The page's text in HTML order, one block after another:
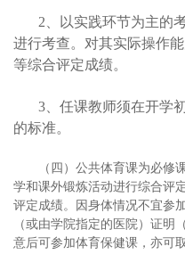
2 、以实践环节为主的
进行考查。对其实际操作
等综合评定成绩。
3、任课教师须在开学
的标准。
（四）公共体育课为必修
学和课外锻炼活动进行综合评
评定成绩。因身体情况不宜参
（或由学院指定的医院）证明
意后可参加体育保健课，亦可